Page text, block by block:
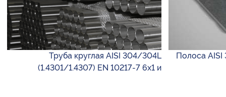
Труба круглая AISI 304/304L
(1.4301/1.4307) EN 10217-7 6х1 и
Полоса